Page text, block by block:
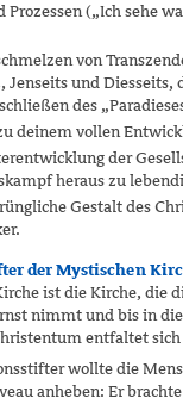
Prozessen („Ich sehe
von
Jenseits und Diesseits,
des
deinem vollen
der
heraus zu
Gestalt des
der Mystischen
ist die Kirche, die
nimmt und bis in
entfaltet
wollte die
anheben: Er